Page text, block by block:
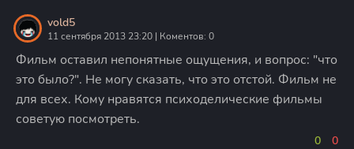
vold5
11 сентября 2013 23:20 | Коментов: 0
Фильм оставил непонятные ощущения, и вопрос: "что
это было?". Не могу сказать, что это отстой. Фильм не
для всех. Кому нравятся психоделические фильмы
советую посмотреть.
0 0